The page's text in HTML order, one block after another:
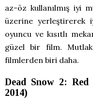
az-öz kullanılmış iyi
üzerine yerleştirerek
oyuncu ve kısıtlı
güzel bir film.
filmlerden biri daha.
Dead Snow 2:
2014)